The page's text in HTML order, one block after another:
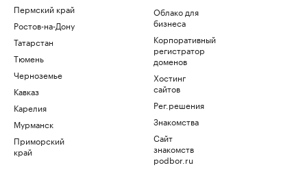
Пермский край
Ростов-на-Дону
Татарстан
Тюмень
Черноземье
Кавказ
Карелия
Мурманск
Приморский
край
Облако для
бизнеса
Корпоративный
регистратор
доменов
Хостинг
сайтов
Рег.решения
Знакомства
Сайт
знакомств
podbor.ru